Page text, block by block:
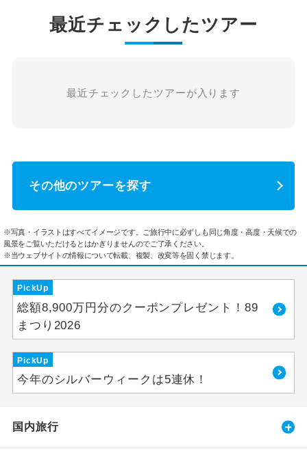
最近チェックしたツアー
最近チェックしたツアーが入ります
その他のツアーを探す
※写真・イラストはすべてイメージです。ご旅行中に必ずしも同じ角度・高度・天候での
風景をご覧いただけるとはかぎりませんのでご了承ください。
※当ウェブサイトの情報について転載、複製、改変等を固く禁じます。
PickUp
総額8,900万円分のクーポンプレゼント！89
まつり2026
PickUp
今年のシルバーウィークは5連休！
国内旅行